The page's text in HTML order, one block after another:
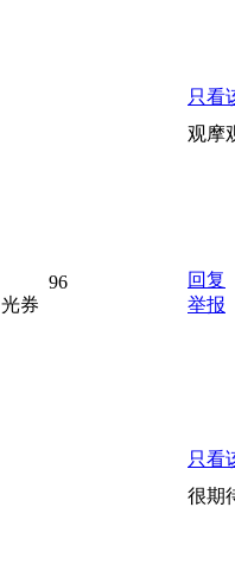
96
光券
只看
观摩
回复
举报
只看
很期